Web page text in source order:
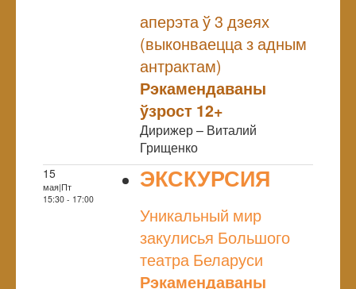
аперэта ў 3 дзеях
(выконваецца з адным
антрактам)
Рэкамендаваны
ўзрост 12+
Дирижер – Виталий
Грищенко
15
мая|Пт
15:30 - 17:00
ЭКСКУРСИЯ
Уникальный мир
закулисья Большого
театра Беларуси
Рэкамендаваны